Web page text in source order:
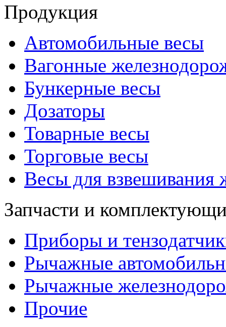
Продукция
Автомобильные весы
Вагонные
Бункерные весы
Дозаторы
Товарные весы
Торговые весы
Весы для взвешивания
Запчасти и
Приборы и
Рычажные
Рычажные
Прочие